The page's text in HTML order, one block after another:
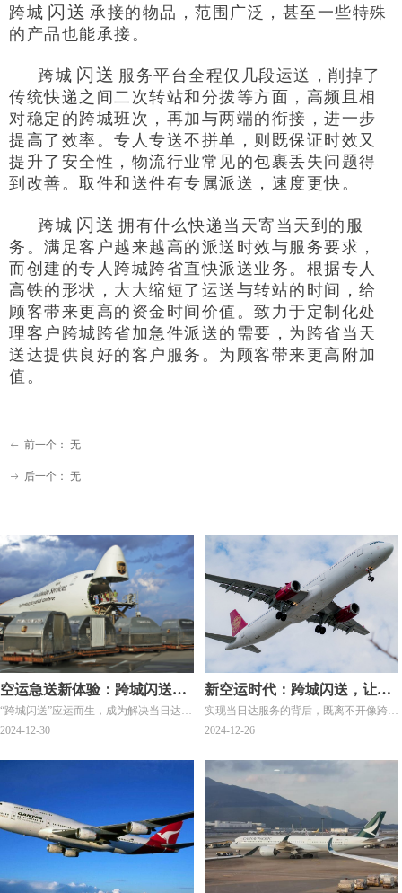
跨城 闪送 承接的物品，范围广泛，甚至一些特殊
的产品也能承接。
跨城 闪送 服务平台全程仅几段运送，削掉了
传统快递之间二次转站和分拨等方面，高频且相
对稳定的跨城班次，再加与两端的衔接，进一步
提高了效率。专人专送不拼单，则既保证时效又
提升了安全性，物流行业常见的包裹丢失问题得
到改善。取件和送件有专属派送，速度更快。
跨城 闪送 拥有什么快递当天寄当天到的服
务。满足客户越来越高的派送时效与服务要求，
而创建的专人跨城跨省直快派送业务。根据专人
高铁的形状，大大缩短了运送与转站的时间，给
顾客带来更高的资金时间价值。致力于定制化处
理客户跨城跨省加急件派送的需要，为跨省当天
送达提供良好的客户服务。为顾客带来更高附加
值。
ꂃ 前一个： 无
ꁹ 后一个： 无
空运急送新体验：跨城闪送让
时间为你而动
“跨城闪送”应运而生，成为解决当日达需
求的新选择，实现全国主要城市的“当日
2024-12-30
新空运时代：跨城闪送，让时
间为你而转
实现当日达服务的背后，既离不开像跨城
闪送这样拥有强大网络系统的即时速递公
基础设施方面的持续发展。
2024-12-26